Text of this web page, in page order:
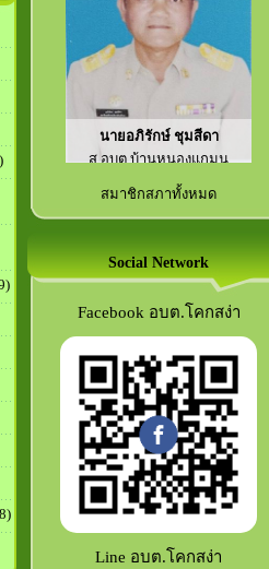
นายมงคล เทียบอุ่น
ส.อบต.บ้านหนองมน
สมาชิกสภาทั้งหมด
Social Network
Facebook อบต.โคกสง่า
Line อบต.โคกสง่า